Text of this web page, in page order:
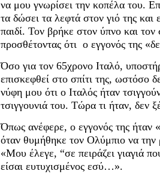
να μου γνωρίσει την κοπέλα του.
τα δώσει τα λεφτά στον γιό της και
παιδί. Τον βρήκε στον ύπνο και
προσθέτοντας ότι ο εγγονός της
Όσο για τον 65χρονο Ιταλό,
επισκεφθεί στο σπίτι της, ωστόσο
νύφη μου ότι ο Ιταλός ήταν
τσιγγουνιά του. Τώρα τι ήταν, δεν
Όπως ανέφερε, ο εγγονός της ήταν
όταν θυμήθηκε τον Ολύμπιο να την
«Μου έλεγε, “σε πειράζει γιαγιά
είσαι ευτυχισμένος εσύ…».